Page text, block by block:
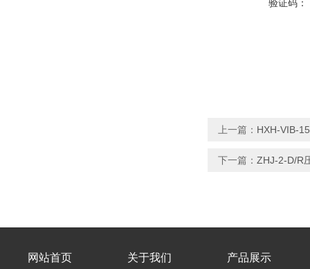
验证码：
上一篇： HXH-VIB-
下一篇： ZHJ-2-D/R
网站首页 关于我们 产品展示